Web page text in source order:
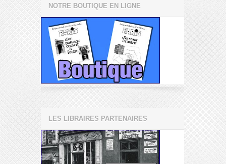
NOTRE BOUTIQUE EN LIGNE
LES LIBRAIRES PARTENAIRES